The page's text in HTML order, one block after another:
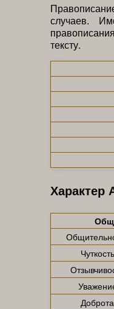
случаев.
тексту.
Чуткость
Доброта